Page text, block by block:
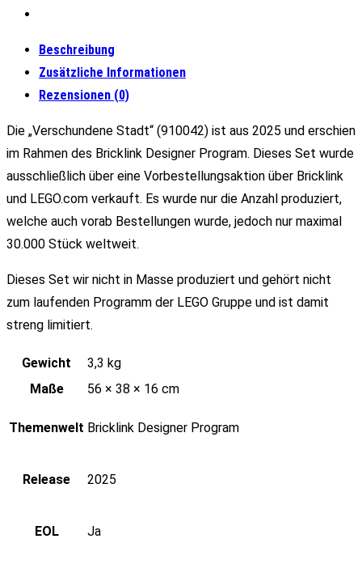
Beschreibung
Zusätzliche Informationen
Rezensionen (0)
Die „Verschundene Stadt“ (910042) ist aus 2025 und erschien
im Rahmen des Bricklink Designer Program. Dieses Set wurde
ausschließlich über eine Vorbestellungsaktion über Bricklink
und LEGO.com verkauft. Es wurde nur die Anzahl produziert,
welche auch vorab Bestellungen wurde, jedoch nur maximal
30.000 Stück weltweit.
Dieses Set wir nicht in Masse produziert und gehört nicht
zum laufenden Programm der LEGO Gruppe und ist damit
streng limitiert.
Gewicht
3,3 kg
Maße
56 × 38 × 16 cm
Themenwelt Bricklink Designer Program
Release 2025
EOL Ja